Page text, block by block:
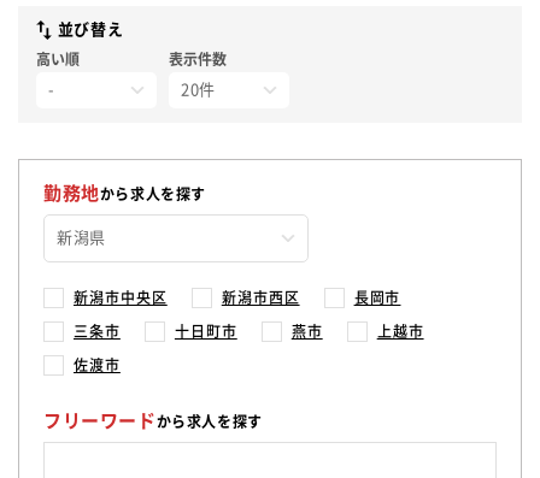
並び替え
高い順 表示件数
勤務地から求人を探す
新潟市中央区 新潟市西区 長岡市
三条市 十日町市 燕市 上越市
佐渡市
フリーワードから求人を探す